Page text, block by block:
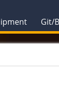
Git/